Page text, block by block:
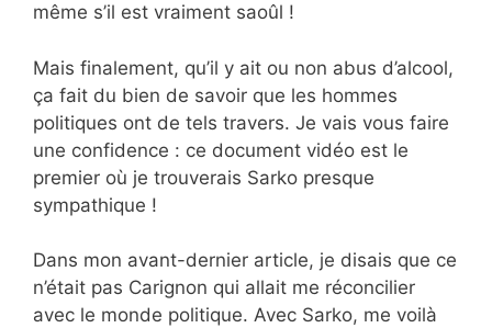
même s’il est vraiment saoûl !
Mais finalement, qu’il y ait ou non abus d’alcool,
ça fait du bien de savoir que les hommes
politiques ont de tels travers. Je vais vous faire
une confidence : ce document vidéo est le
premier où je trouverais Sarko presque
sympathique !
Dans mon avant-dernier article, je disais que ce
n’était pas Carignon qui allait me réconcilier
avec le monde politique. Avec Sarko, me voilà